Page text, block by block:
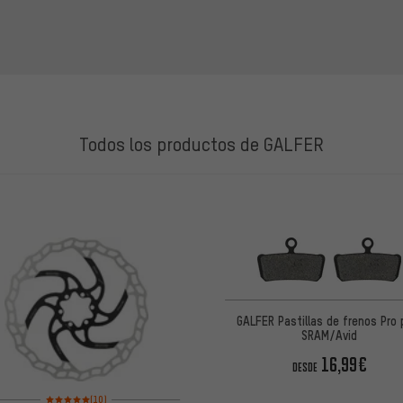
Todos los productos de GALFER
Valoración media: 5 de 5 basada en 10 reseñas
(10)
GALFER Pastillas de frenos Pro
SRAM/Avid
DESDE 16,99€